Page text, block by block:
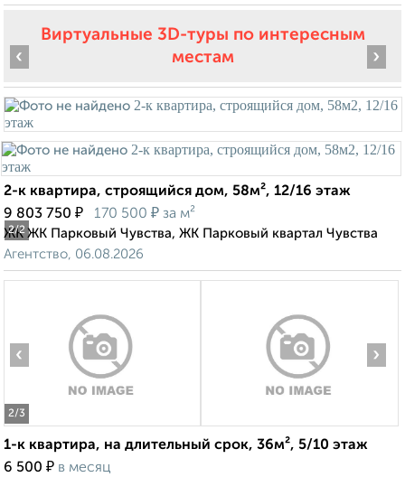
Виртуальные 3D-туры по интересным
местам
2/2
‹ ›
2-к квартира, строящийся дом, 58м², 12/16 этаж
9 803 750 ₽ 170 500 ₽ за м²
ЖК ЖК Парковый Чувства, ЖК Парковый квартал Чувства
Агентство, 06.08.2026
2/3
‹ ›
1-к квартира, на длительный срок, 36м², 5/10 этаж
6 500 ₽ в месяц